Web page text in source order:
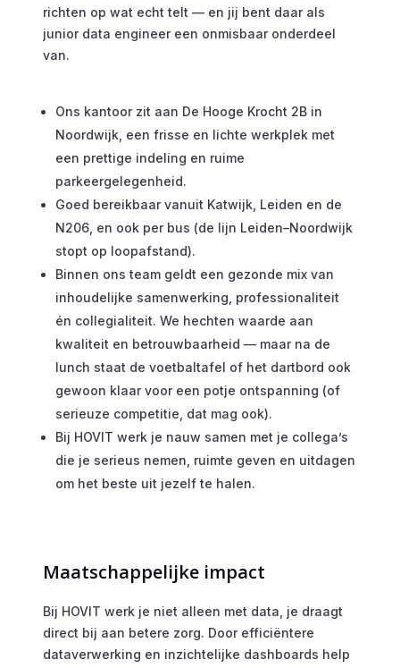
richten op wat echt telt — en jij bent daar als
junior data engineer een onmisbaar onderdeel
van.
Ons kantoor zit aan De Hooge Krocht 2B in
Noordwijk, een frisse en lichte werkplek met
een prettige indeling en ruime
parkeergelegenheid.
Goed bereikbaar vanuit Katwijk, Leiden en de
N206, en ook per bus (de lijn Leiden–Noordwijk
stopt op loopafstand).
Binnen ons team geldt een gezonde mix van
inhoudelijke samenwerking, professionaliteit
én collegialiteit. We hechten waarde aan
kwaliteit en betrouwbaarheid — maar na de
lunch staat de voetbaltafel of het dartbord ook
gewoon klaar voor een potje ontspanning (of
serieuze competitie, dat mag ook).
Bij HOVIT werk je nauw samen met je collega’s
die je serieus nemen, ruimte geven en uitdagen
om het beste uit jezelf te halen.
Maatschappelijke impact
Bij HOVIT werk je niet alleen met data, je draagt
direct bij aan betere zorg. Door efficiëntere
dataverwerking en inzichtelijke dashboards help